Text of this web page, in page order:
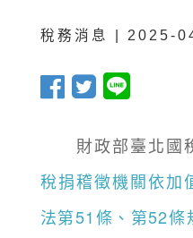
稅務消息 | 2025-
財政部臺北國
稅捐稽徵機關依加
法第51條、第52條